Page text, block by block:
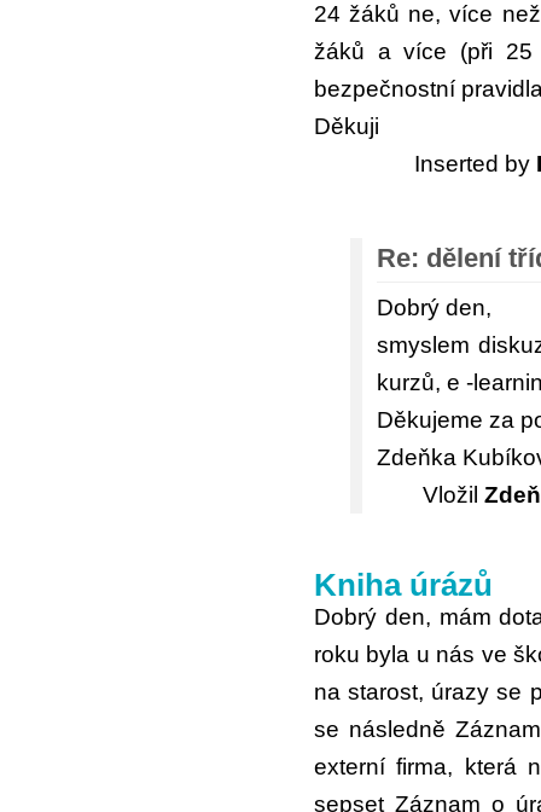
24 žáků ne, více
žáků a více (při 25
bezpečnostní
Děkuji
Inserted by
Re: dělení
Dobrý den,
smyslem
kurzů, e -
Děkujeme za
Zdeňka
Vložil
Kniha úrázů
Dobrý den, mám
roku byla u nás ve
na starost, úrazy se
se následně
externí firma, která
sepset Záznam o